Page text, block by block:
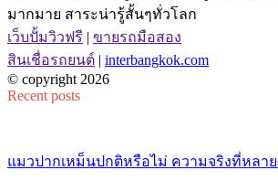
มากมาย สาระน่ารู้สั้นๆทั่วโลก
เว็บปั้มวิวฟรี | ขายรถมือสอง
สินเชื่อรถยนต์ | interbangkok.com
© copyright 2026
Recent posts
แมวปากเหม็นปกติหรือไม่ ความจริงที่หลา